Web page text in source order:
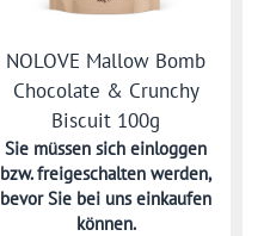
NOLOVE Mallow Bomb
Chocolate & Crunchy
Biscuit 100g
Sie müssen sicheinloggen
bzw. freigeschalten werden,
bevor Sie bei uns einkaufen
können.